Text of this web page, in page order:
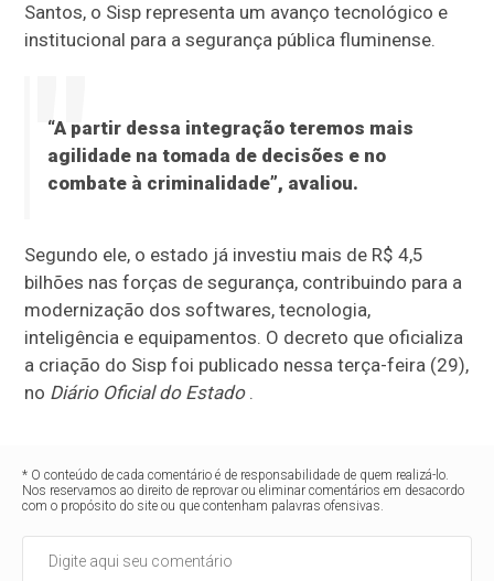
Santos, o Sisp representa um avanço tecnológico e
institucional para a segurança pública fluminense.
“A partir dessa integração teremos mais
agilidade na tomada de decisões e no
combate à criminalidade”, avaliou.
Segundo ele, o estado já investiu mais de R$ 4,5
bilhões nas forças de segurança, contribuindo para a
modernização dos softwares, tecnologia,
inteligência e equipamentos. O decreto que oficializa
a criação do Sisp foi publicado nessa terça-feira (29),
no Diário Oficial do Estado.
* O conteúdo de cada comentário é de responsabilidade de quem realizá-lo.
Nos reservamos ao direito de reprovar ou eliminar comentários em desacordo
com o propósito do site ou que contenham palavras ofensivas.